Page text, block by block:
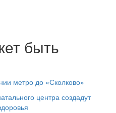
быть
метро до «Сколково»
центра создадут